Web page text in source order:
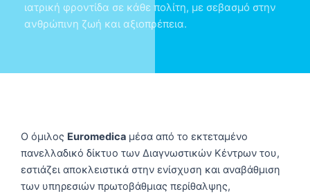
ιατρική φροντίδα σε κάθε πολίτη, με σεβασμό στην
ανθρώπινη ζωή και αξιοπρέπεια.
O όμιλος Euromedica μέσα από το εκτεταμένο
πανελλαδικό δίκτυο των Διαγνωστικών Κέντρων του,
εστιάζει αποκλειστικά στην ενίσχυση και αναβάθμιση
των υπηρεσιών πρωτοβάθμιας περίθαλψης,